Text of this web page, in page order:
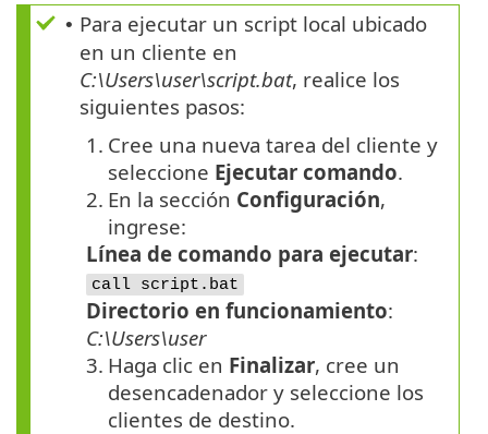
• Para ejecutar un script local ubicado
en un cliente en
C:\Users\user\script.bat, realice los
siguientes pasos:
1. Cree una nueva tarea del cliente y
seleccione Ejecutar comando.
2. En la sección Configuración,
ingrese:
Línea de comando para ejecutar:
call script.bat
Directorio en funcionamiento:
C:\Users\user
3. Haga clic en Finalizar, cree un
desencadenador y seleccione los
clientes de destino.